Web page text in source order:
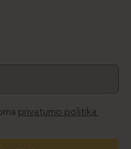
privatumo politika.